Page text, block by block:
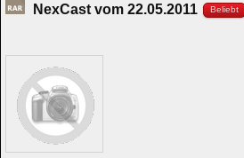
NexCast vom 22.05.2011 Beliebt